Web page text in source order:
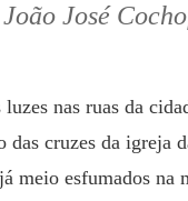
João José
das cruzes da igreja
meio esfumados na